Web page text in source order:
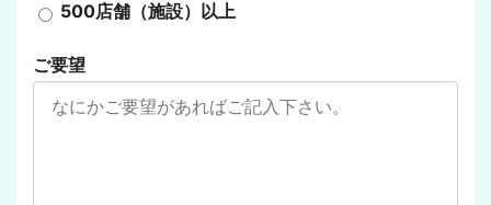
500店舗（施設）以上
ご要望